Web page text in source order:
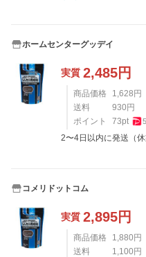
ホームセンターグッデイ
実質 2,485円
商品価格 1,628 円
送料
930 円
ポイント
73pt 5
2〜4日以内に発送（休
コメリドットコム
実質 2,895円
商品価格 1,880 円
送料
1,100 円